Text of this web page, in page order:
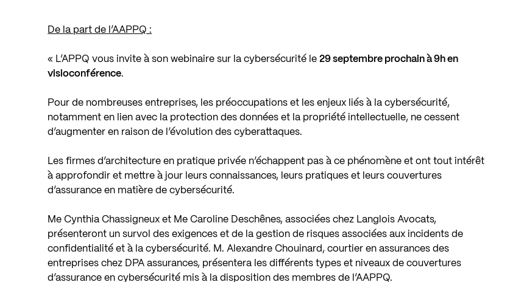
De la part de l’AAPPQ :
« L’APPQ vous invite à son webinaire sur la cybersécurité le29 septembre prochain à 9h en
visioconférence.
Pour de nombreuses entreprises, les préoccupations et les enjeux liés à la cybersécurité,
notamment en lien avec la protection des données et la propriété intellectuelle, ne cessent
d’augmenter en raison de l’évolution des cyberattaques.
Les firmes d’architecture en pratique privée n’échappent pas à ce phénomène et ont tout intérêt
à approfondir et mettre à jour leurs connaissances, leurs pratiques et leurs couvertures
d’assurance en matière de cybersécurité.
Me Cynthia Chassigneux et Me Caroline Deschênes, associées chez Langlois Avocats,
présenteront un survol des exigences et de la gestion de risques associées aux incidents de
confidentialité et à la cybersécurité. M. Alexandre Chouinard, courtier en assurances des
entreprises chez DPA assurances, présentera les différents types et niveaux de couvertures
d’assurance en cybersécurité mis à la disposition des membres de l’AAPPQ.